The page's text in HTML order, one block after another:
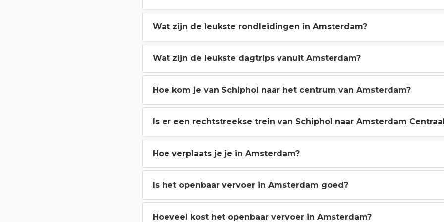
Wat zijn de leukste rondleidingen in Amsterdam?
Wat zijn de leukste dagtrips vanuit Amsterdam?
Hoe kom je van Schiphol naar het centrum van Amsterdam?
Is er een rechtstreekse trein van Schiphol naar Amsterdam
Hoe verplaats je je in Amsterdam?
Is het openbaar vervoer in Amsterdam goed?
Hoeveel kost het openbaar vervoer in Amsterdam?